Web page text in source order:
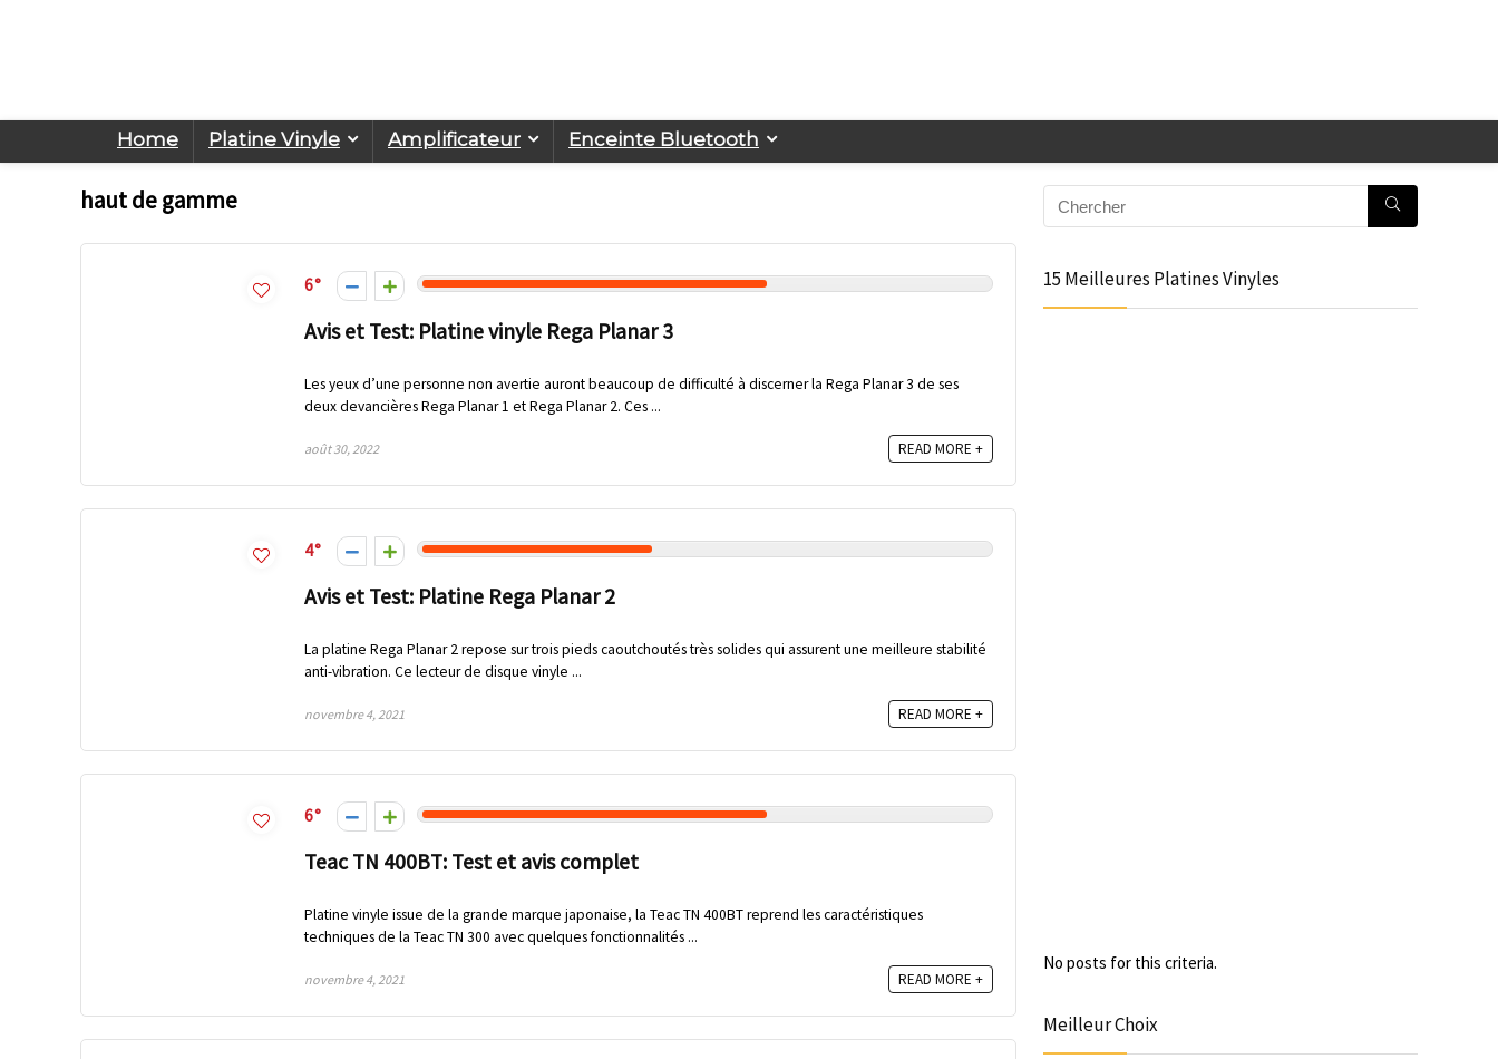
Home Platine Vinyle Amplificateur Enceinte Bluetooth
haut de gamme
6
Avis et Test: Platine vinyle Rega Planar 3
Les yeux d’une personne non avertie auront beaucoup de difficulté à discerner la Rega Planar 3 de ses
deux devancières Rega Planar 1 et Rega Planar 2. Ces ...
août 30, 2022 READ MORE +
4
Avis et Test: Platine Rega Planar 2
La platine Rega Planar 2 repose sur trois pieds caoutchoutés très solides qui assurent une meilleure stabilité
anti-vibration. Ce lecteur de disque vinyle ...
novembre 4, 2021 READ MORE +
6
Teac TN 400BT: Test et avis complet
Platine vinyle issue de la grande marque japonaise, la Teac TN 400BT reprend les caractéristiques
techniques de la Teac TN 300 avec quelques fonctionnalités ...
novembre 4, 2021 READ MORE +
15 Meilleures Platines Vinyles
No posts for this criteria.
Meilleur Choix